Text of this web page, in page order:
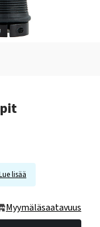
lisää
Myymäläsaatavuus